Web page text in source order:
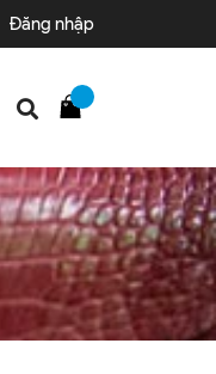
Đăng nhập